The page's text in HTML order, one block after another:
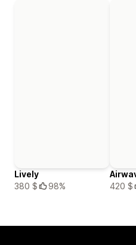
Lively
380 $
98%
420 $